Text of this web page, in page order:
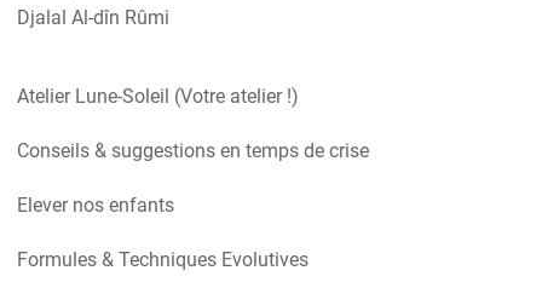
Djalal Al-dîn Rûmi
Atelier Lune-Soleil (Votre atelier !)
Conseils & suggestions en temps de crise
Elever nos enfants
Formules & Techniques Evolutives